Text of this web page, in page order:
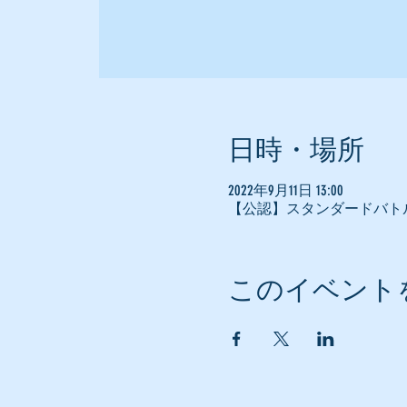
日時・場所
2022年9月11日 13:00
【公認】スタンダードバト
このイベント